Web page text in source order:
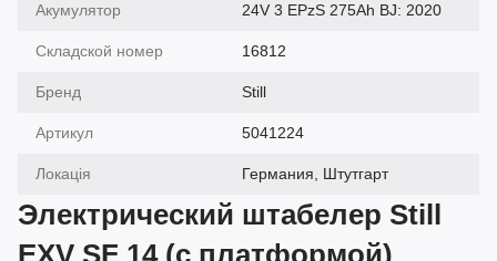
Акумулятор 24V 3 EPzS 275Ah BJ: 2020
Складской номер 16812
Бренд Still
Артикул 5041224
Локація Германия, Штутгарт
Электрический штабелер Still
EXV SF 14 (с платформой)